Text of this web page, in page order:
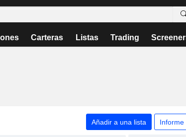
Carteras Listas Trading
Añadir a una lista Informe